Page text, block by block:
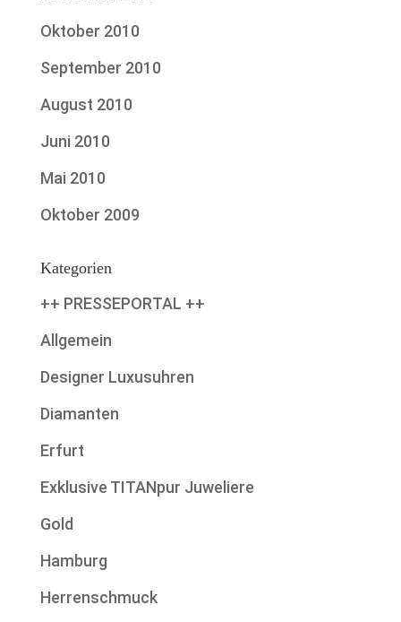
Oktober 2010
September 2010
August 2010
Juni 2010
Mai 2010
Oktober 2009
Kategorien
++ PRESSEPORTAL ++
Allgemein
Designer Luxusuhren
Diamanten
Erfurt
Exklusive TITANpur Juweliere
Gold
Hamburg
Herrenschmuck